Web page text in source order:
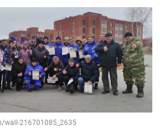
wall-216701085_2635